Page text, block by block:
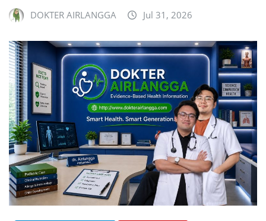
DOKTER AIRLANGGA Jul 31, 2026